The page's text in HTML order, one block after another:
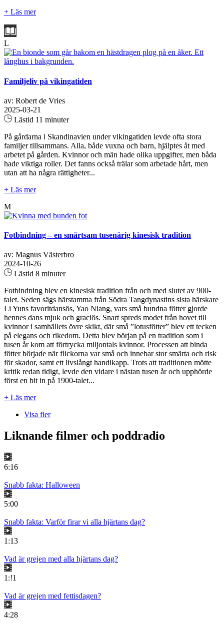
+ Läs mer
L
Familjeliv på vikingatiden
av: Robert de Vries
2025-03-21
Lästid 11 minuter
På gårdarna i Skandinavien under vikingatiden levde ofta stora
familjer tillsammans. Alla, både vuxna och barn, hjälptes åt med
arbetet på gården. Kvinnor och män hade olika uppgifter, men båda
hade viktiga roller. Det fanns också trälar som arbetade hårt, men
utan att ha några rättigheter...
+ Läs mer
M
Fotbindning – en smärtsam tusenårig kinesisk tradition
av: Magnus Västerbro
2024-10-26
Lästid 8 minuter
Fotbindning blev en kinesisk tradition från och med slutet av 900-
talet. Seden sägs härstamma från Södra Tangdynastins sista härskare
Li Yuns favoritdansös, Yao Niang, vars små bundna fötter gjorde
hennes dans mjuk och graciös. Snart spreds modet från hovet till
kvinnor i samhällets övre skikt, där små ”lotusfötter” blev ett tecken
på elegans och rikedom. Detta blev början på en tradition som i
tusen år kom att förtrycka miljontals kvinnor. Processen att binda
fötter började när flickorna var små och innebar stor smärta och risk
för skador, samt ett livslångt handikapp. Trots att traditionen mötte
kritik redan tidigt, levde den vidare i nästan tusen år och upphörde
först en bit in på 1900-talet...
+ Läs mer
Visa fler
Liknande filmer och poddradio
6:16
Snabb fakta: Halloween
5:00
Snabb fakta: Varför firar vi alla hjärtans dag?
1:13
Vad är grejen med alla hjärtans dag?
1:!1
Vad är grejen med fettisdagen?
4:28